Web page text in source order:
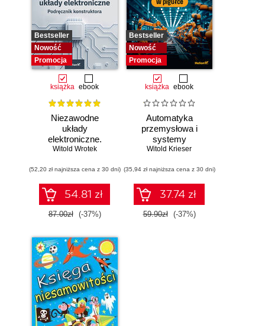
Bestseller
Nowość
Promocja
książka ebook
Niezawodne
układy
elektroniczne.
Podręcznik
Witold Wrotek
(52,20 zł najniższa cena z 30 dni)
54.81 zł
87.00zł (-37%)
Bestseller
Nowość
Promocja
książka ebook
Automatyka
przemysłowa i
systemy
sterowania w
Witold Krieser
(35,94 zł najniższa cena z 30 dni)
37.74 zł
59.90zł (-37%)